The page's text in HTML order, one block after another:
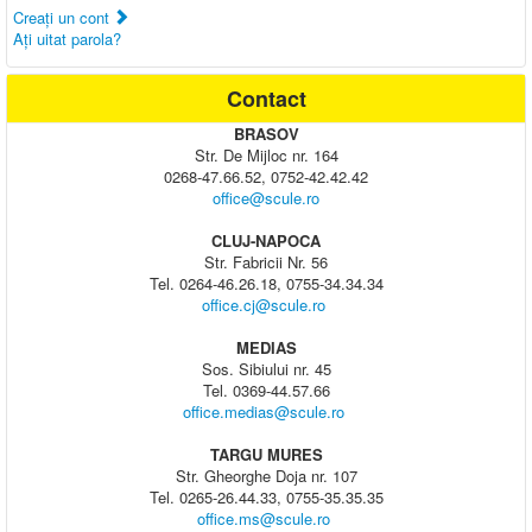
Creaţi un cont
Aţi uitat parola?
Contact
BRASOV
Str. De Mijloc nr. 164
0268-47.66.52, 0752-42.42.42
office@scule.ro
CLUJ-NAPOCA
Str. Fabricii Nr. 56
Tel. 0264-46.26.18, 0755-34.34.34
office.cj@scule.ro
MEDIAS
Sos. Sibiului nr. 45
Tel. 0369-44.57.66
office.medias@scule.ro
TARGU MURES
Str. Gheorghe Doja nr. 107
Tel. 0265-26.44.33, 0755-35.35.35
office.ms@scule.ro